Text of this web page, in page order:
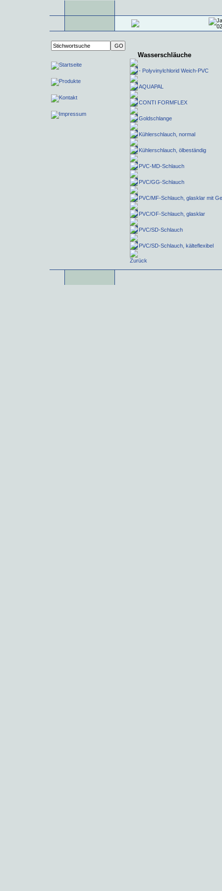
Wasserschläuche
- Polyvinylchlorid Weich-PVC
AQUAPAL
CONTI FORMFLEX
Goldschlange
Kühlerschlauch, normal
Kühlerschlauch, ölbeständig
PVC-MD-Schlauch
PVC/GG-Schlauch
PVC/MF-Schlauch, glasklar mit
PVC/OF-Schlauch, glasklar
PVC/SD-Schlauch
PVC/SD-Schlauch, kälteflexibel
Zurück